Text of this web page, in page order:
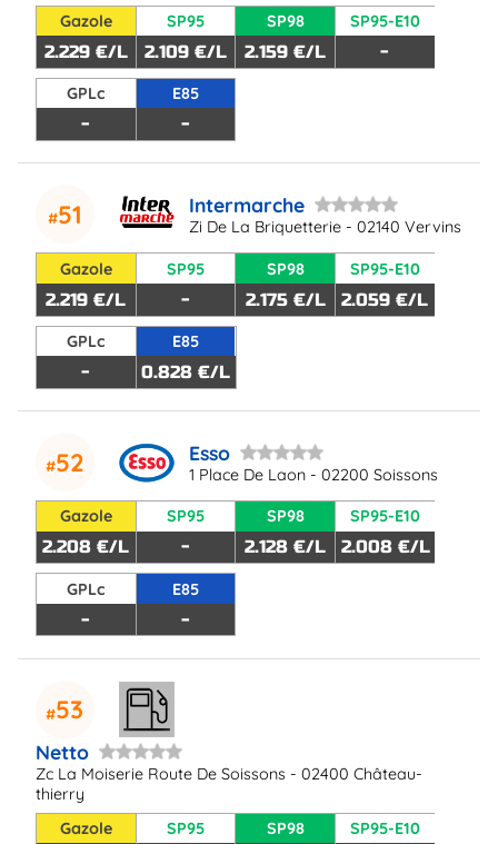
Gazole
2.229 €/L
SP95
2.109 €/L
SP98
2.159 €/L
SP95-E10
-
GPLc
-
E85
-
51 Intermarche
Zi De La Briquetterie - 02140 Vervins
Gazole
2.219 €/L
SP95
-
SP98
2.175 €/L
SP95-E10
2.059 €/L
GPLc
-
E85
0.828 €/L
52 Esso
1 Place De Laon - 02200 Soissons
Gazole
2.208 €/L
SP95
-
SP98
2.128 €/L
SP95-E10
2.008 €/L
GPLc
-
E85
-
53
Netto
Zc La Moiserie Route De Soissons - 02400 Château-
thierry
Gazole
SP95 SP98 SP95-E10